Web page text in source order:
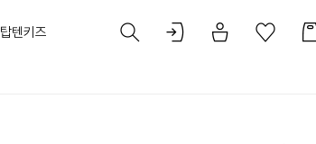
탑텐키즈